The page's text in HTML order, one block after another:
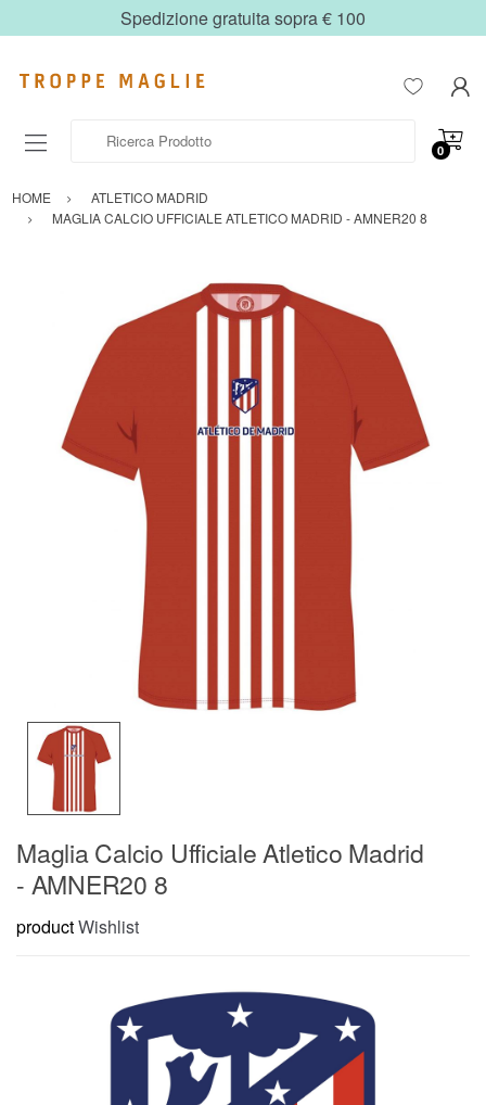
Spedizione gratuita sopra € 100
0
HOME
ATLETICO MADRID
MAGLIA CALCIO UFFICIALE ATLETICO MADRID - AMNER20 8
Maglia Calcio Ufficiale Atletico Madrid
- AMNER20 8
productWishlist